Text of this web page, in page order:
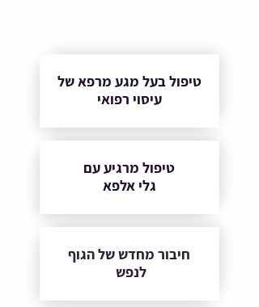
טיפול בעל מגע מרפא של
עיסוי רפואי
טיפול מרגיע עם
גלי אלפא
חיבור מחדש של הגוף
לנפש